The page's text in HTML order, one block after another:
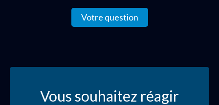
Votre question
Vous souhaitez réagir